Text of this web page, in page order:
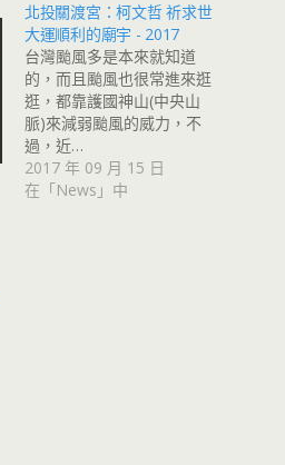
北投關渡宮：柯文哲 祈求世
大運順利的廟宇 - 2017
台灣颱風多是本來就知道
的，而且颱風也很常進來逛
逛，都靠護國神山(中央山
脈)來減弱颱風的威力，不
過，近…
2017 年 09 月 15 日
在「News」中